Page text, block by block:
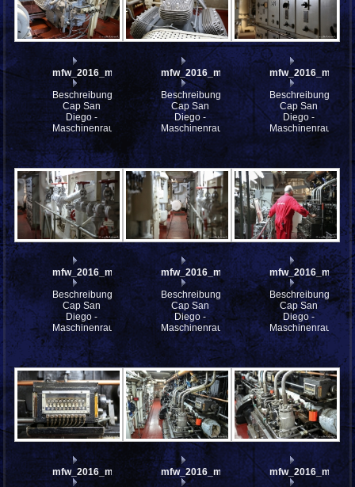
mfw_2016_mfw16_114482w
Beschreibung:
Cap San
Diego -
Maschinenraum
mfw_2016_mfw16_114481w
Beschreibung:
Cap San
Diego -
Maschinenraum
Beschreibung:
Cap San
Diego -
Maschinenraum
mfw_2016_mfw16_114479w
Beschreibung:
Cap San
Diego -
Maschinenraum
mfw_2016_mfw16_114478w
Beschreibung:
Cap San
Diego -
Maschinenraum
Beschreibung:
Cap San
Diego -
Maschinenraum
mfw_2016_mfw16_114475wmfw_2016_mfw16_114473w